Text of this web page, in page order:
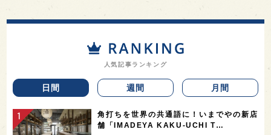
人気記事ランキング
日間 週間 月間
角打ちを世界の共通語に！いまでやの新店
舗「IMADEYA KAKU-UCHI T…